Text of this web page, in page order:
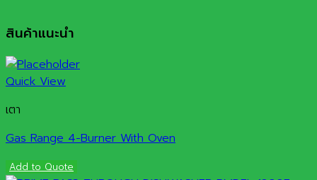
สินค้าแนะนำ
Quick View
เตา
Gas Range 4-Burner With Oven
Add to Quote